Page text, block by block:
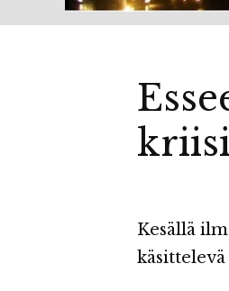
kriisi
Kesällä
käsittelevä